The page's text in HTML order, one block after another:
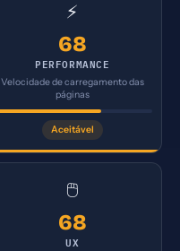
⚡
68
PERFORMANCE
Velocidade de carregamento das
páginas
Aceitável
🖱️
68
UX